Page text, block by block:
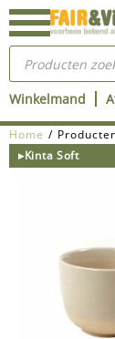
Ga
naar
inhoud
Producten
zoeken
Winkelmand
Home /
▸Kinta Soft